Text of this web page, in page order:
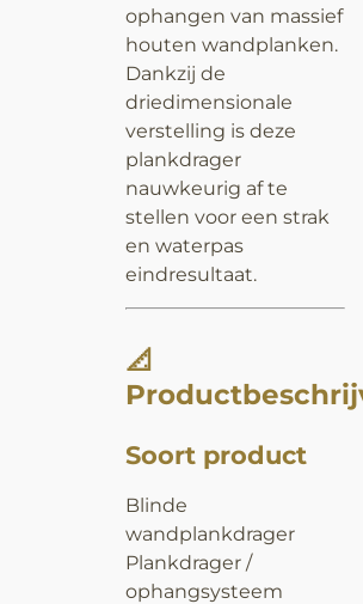
ophangen van massief
houten wandplanken.
Dankzij de
driedimensionale
verstelling is deze
plankdrager
nauwkeurig af te
stellen voor een strak
en waterpas
eindresultaat.
📐
Soort product
Blinde
wandplankdrager
Plankdrager /
ophangsysteem